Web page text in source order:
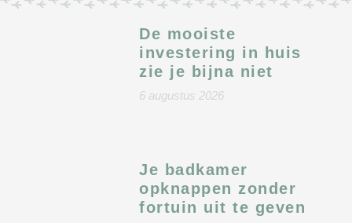
De mooiste
investering in huis
zie je bijna niet
6 augustus 2026
Je badkamer
opknappen zonder
fortuin uit te geven